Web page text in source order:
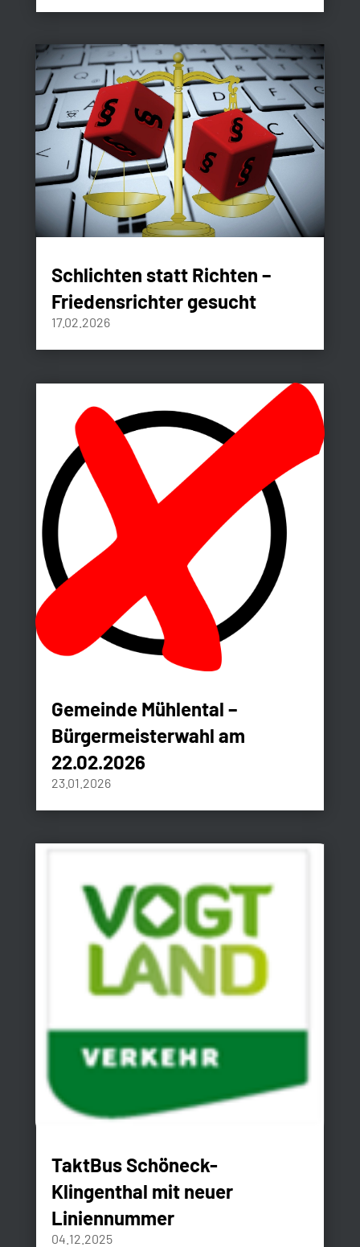
Schlichten statt Richten –
Friedensrichter gesucht
17.02.2026
Gemeinde Mühlental –
Bürgermeisterwahl am
22.02.2026
23.01.2026
TaktBus Schöneck-
Klingenthal mit neuer
Liniennummer
04.12.2025